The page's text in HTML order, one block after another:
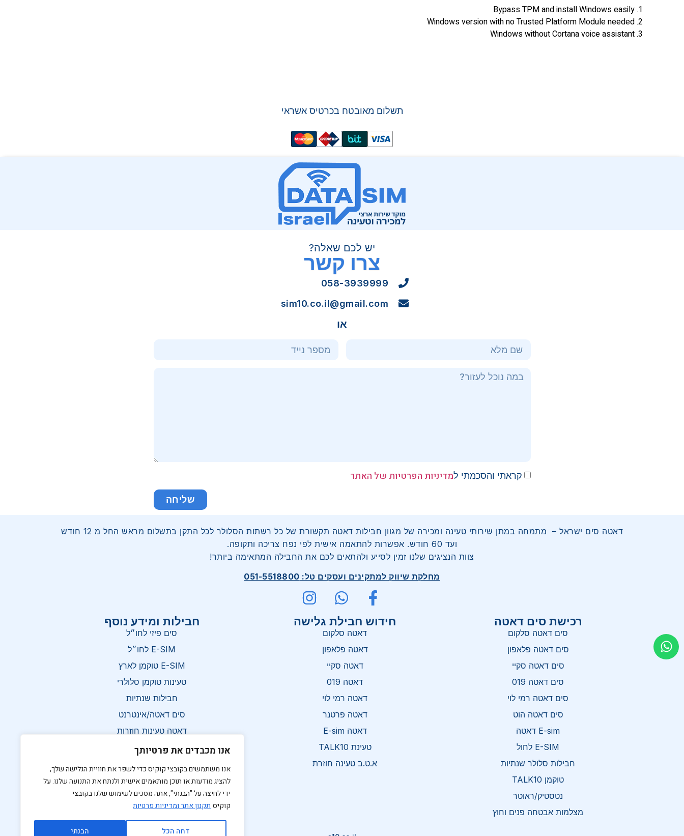
אנו מכבדים את פרטיותך
אנו משתמשים בקובצי קוקיס כדי לשפר את חוויית הגלישה שלך,
להציג מודעות או תוכן מותאמים אישית ולנתח את התנועה שלנו. על
ידי לחיצה על "הבנתי", אתה מסכים לשימוש שלנו בקובצי
קוקיס תקנון אתר ומדיניות פרטיות
דחה הכל הבנתי
Bypass TPM and install Windows easily
Windows version with no Trusted Platform Module needed
Windows without Cortana voice assistant
תשלום מאובטח בכרטיס אשראי
יש לכם שאלה?
צרו קשר
058-3939999
sim10.co.il@gmail.com
או
קראתי והסכמתי למדיניות הפרטיות של האתר
שליחה
דאטה סים ישראל – מתמחה במתן שירותי טעינה ומכירה של מגוון חבילות דאטה תקשורת של כל רשתות הסלולר לכל התקן בתשלום מראש החל מ 12 חודש
ועד 60 חודש. אפשרות להתאמה אישית לפי נפח צריכה ותקופה.
צוות הנציגים שלנו זמין לסייע ולהתאים לכם את החבילה המתאימה ביותר!
מחלקת שיווק למתקינים ועסקים טל: 051-5518800
רכישת סים דאטה
סים דאטה סלקום
סים דאטה פלאפון
סים דאטה סקיי
סים דאטה 019
סים דאטה רמי לוי
סים דאטה הוט
E-sim דאטה
E-SIM לחול
חבילות סלולר שנתיות
טוקמן TALK10
נטסטיק/ראוטר
מצלמות אבטחה פנים וחוץ
חידוש חבילת גלישה
דאטה סלקום
דאטה פלאפון
דאטה סקיי
דאטה 019
דאטה רמי לוי
דאטה פרטנר
דאטה E-sim
טעינת TALK10
א.ט.ב טעינה חוזרת
חבילות ומידע נוסף
סים פיזי לחו״ל
E-SIM לחו״ל
E-SIM טוקמן לארץ
טעינות טוקמן סלולרי
חבילות שנתיות
סים דאטה/אינטרנט
דאטה טעינות חוזרות
תקנון האתר
הצהרת נגישות
צרו קשר